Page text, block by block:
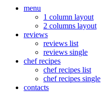
menu
1 column layout
2 columns layout
reviews
reviews list
reviews single
chef recipes
chef recipes list
chef recipes single
contacts